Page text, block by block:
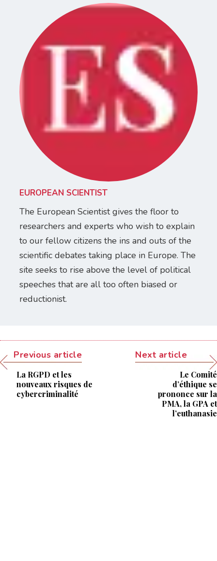
EUROPEAN SCIENTIST
The European Scientist gives the floor to
researchers and experts who wish to explain
to our fellow citizens the ins and outs of the
scientific debates taking place in Europe. The
site seeks to rise above the level of political
speeches that are all too often biased or
reductionist.
Previous article
La RGPD et les
nouveaux risques de
cybercriminalité
Next article
Le Comité
d’éthique se
prononce sur la
PMA, la GPA et
l’euthanasie